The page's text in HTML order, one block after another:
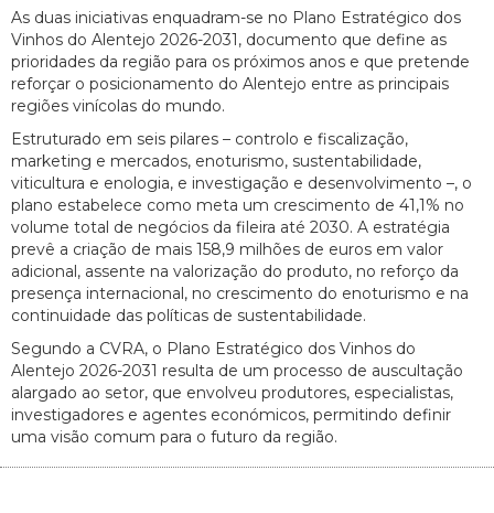
As duas iniciativas enquadram-se no Plano Estratégico dos
Vinhos do Alentejo 2026-2031, documento que define as
prioridades da região para os próximos anos e que pretende
reforçar o posicionamento do Alentejo entre as principais
regiões vinícolas do mundo.
Estruturado em seis pilares – controlo e fiscalização,
marketing e mercados, enoturismo, sustentabilidade,
viticultura e enologia, e investigação e desenvolvimento –, o
plano estabelece como meta um crescimento de 41,1% no
volume total de negócios da fileira até 2030. A estratégia
prevê a criação de mais 158,9 milhões de euros em valor
adicional, assente na valorização do produto, no reforço da
presença internacional, no crescimento do enoturismo e na
continuidade das políticas de sustentabilidade.
Segundo a CVRA, o Plano Estratégico dos Vinhos do
Alentejo 2026-2031 resulta de um processo de auscultação
alargado ao setor, que envolveu produtores, especialistas,
investigadores e agentes económicos, permitindo definir
uma visão comum para o futuro da região.